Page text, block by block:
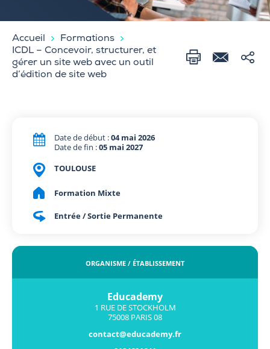
Accueil
Formations
ICDL – Concevoir, structurer, et
gérer un site web avec un outil
d’édition de site web
Date de début :04 mai 2026
Date de fin :05 mai 2027
TOULOUSE
Formation Mixte
Entrée / Sortie Permanente
ORGANISME / ÉTABLISSEMENT
Educademy
1 RUE DE STOCKHOLM
75008 PARIS 08
contact@educademy.fr